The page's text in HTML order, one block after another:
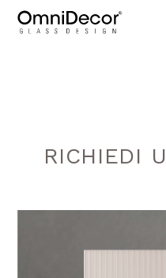
RICHIEDI